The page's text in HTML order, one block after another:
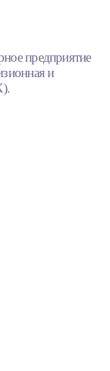
предприятие
и